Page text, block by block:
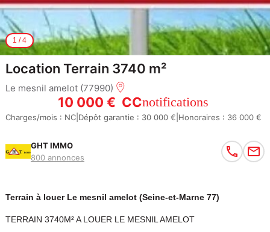
1 /4
Location Terrain 3740 m²
Le mesnil amelot (77990)
10 000 € CCnotifications
Charges/mois : NC| Dépôt garantie : 30 000 € Honoraires : 36 000 €
GHT IMMO
800 annonces
Terrain à louer Le mesnil amelot (Seine-et-Marne 77)
TERRAIN 3740M² A LOUER LE MESNIL AMELOT